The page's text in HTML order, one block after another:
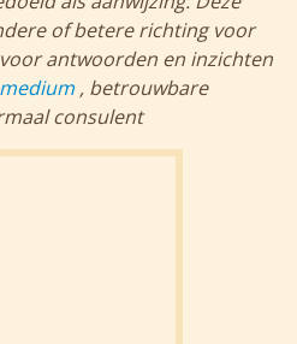
of betere richting voor
antwoorden en inzichten
, betrouwbare
consulent